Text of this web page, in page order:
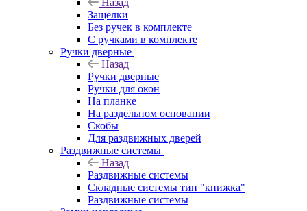
Назад
Защёлки
Без ручек в комплекте
С ручками в комплекте
Ручки дверные
Назад
Ручки дверные
Ручки для окон
На планке
На раздельном основании
Скобы
Для раздвижных дверей
Раздвижные системы
Назад
Раздвижные системы
Складные системы тип "книжка"
Раздвижные системы